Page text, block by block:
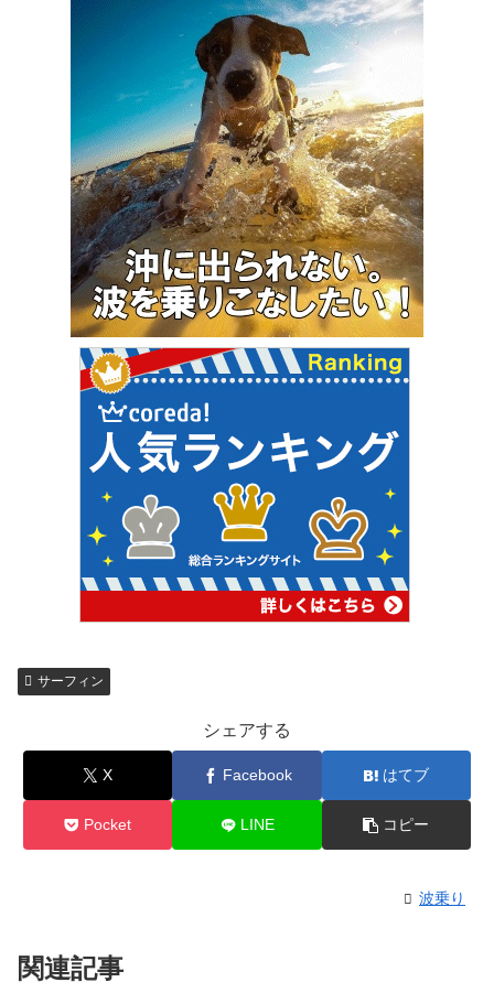
サーフィン
シェアする
X Facebook はてブ
Pocket LINE コピー
波乗り
関連記事